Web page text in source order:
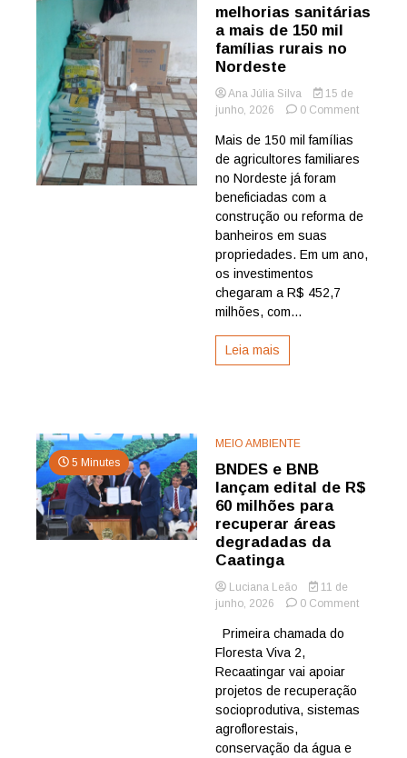
melhorias sanitárias
a mais de 150 mil
famílias rurais no
Nordeste
Ana Júlia Silva
15 de
junho, 2026
0 Commenton
BNB
a
de
Mais de 150 mil famílias
de agricultores familiares
no Nordeste já foram
beneficiadas com a
construção ou reforma de
banheiros em suas
propriedades. Em um ano,
os investimentos
chegaram a R$ 452,7
milhões, com...
Leia mais
5 Minutes
MEIO AMBIENTE
BNDES e BNB
lançam edital de R$
60 milhões para
recuperar áreas
degradadas da
Caatinga
Luciana Leão
11 de
junho, 2026
0 Commenton
R$
Primeira chamada do
Floresta Viva 2,
Recaatingar vai apoiar
projetos de recuperação
socioprodutiva, sistemas
agroflorestais,
conservação da água e